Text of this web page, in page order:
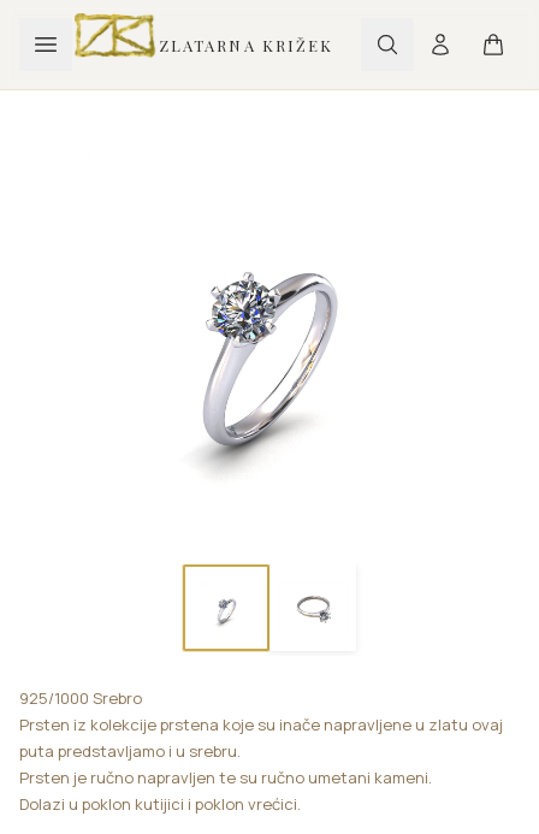
ZLATARNA KRIŽEK
925/1000 Srebro
Prsten iz kolekcije prstena koje su inače napravljene u zlatu ovaj
puta predstavljamo i u srebru.
Prsten je ručno napravljen te su ručno umetani kameni.
Dolazi u poklon kutijici i poklon vrećici.